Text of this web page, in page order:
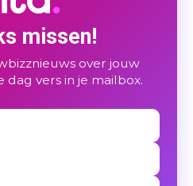
missen!
over jouw
dag vers in je mailbox.